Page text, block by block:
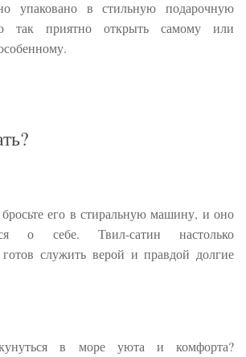
упаковано в стильную подарочную
так приятно открыть самому или
его в стиральную машину, и оно
о себе. Твил-сатин настолько
служить верой и правдой долгие
в море уюта и комфорта?